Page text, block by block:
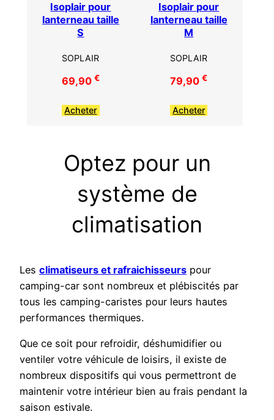
Isoplair pour
lanterneau taille
S
SOPLAIR
69,90 €
Acheter
Isoplair pour
lanterneau taille
M
SOPLAIR
79,90€
Acheter
Optez pour un
système de
climatisation
Les climatiseurs et rafraichisseurs pour
camping-car sont nombreux et plébiscités par
tous les camping-caristes pour leurs hautes
performances thermiques.
Que ce soit pour refroidir, déshumidifier ou
ventiler votre véhicule de loisirs, il existe de
nombreux dispositifs qui vous permettront de
maintenir votre intérieur bien au frais pendant la
saison estivale.